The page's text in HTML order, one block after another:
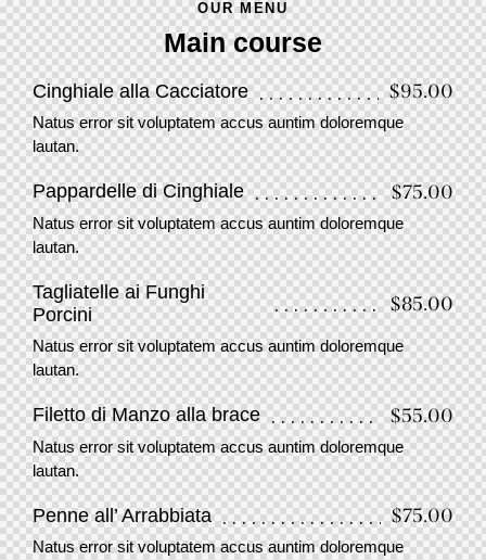
OUR MENU
Main course
Cinghiale alla Cacciatore $95.00
Natus error sit voluptatem accus auntim doloremque
lautan.
Pappardelle di Cinghiale $75.00
Natus error sit voluptatem accus auntim doloremque
lautan.
Tagliatelle ai Funghi
Porcini
$85.00
Natus error sit voluptatem accus auntim doloremque
lautan.
Filetto di Manzo alla brace $55.00
Natus error sit voluptatem accus auntim doloremque
lautan.
Penne all’ Arrabbiata $75.00
Natus error sit voluptatem accus auntim doloremque